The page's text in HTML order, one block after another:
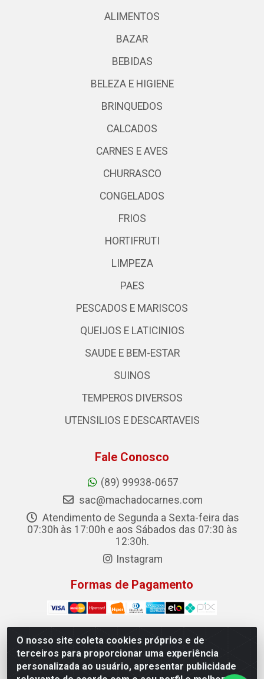
O nosso site coleta cookies próprios e de
terceiros para proporcionar uma experiência
personalizada ao usuário, apresentar publicidade
ALIMENTOS
BAZAR
BEBIDAS
BELEZA E HIGIENE
BRINQUEDOS
CALCADOS
CARNES E AVES
CHURRASCO
CONGELADOS
FRIOS
HORTIFRUTI
LIMPEZA
PAES
PESCADOS E MARISCOS
QUEIJOS E LATICINIOS
SAUDE E BEM-ESTAR
SUINOS
TEMPEROS DIVERSOS
UTENSILIOS E DESCARTAVEIS
Fale Conosco
(89) 99938-0657
sac@machadocarnes.com
Atendimento de Segunda a Sexta-feira das
07:30h às 17:00h e aos Sábados das 07:30 às
12:30h.
Instagram
Formas de Pagamento
Machado Carnes Distribuidora de Alimentos LTDA -
Logradouro: Avenida Candido Aleixo, 148 - Centro -